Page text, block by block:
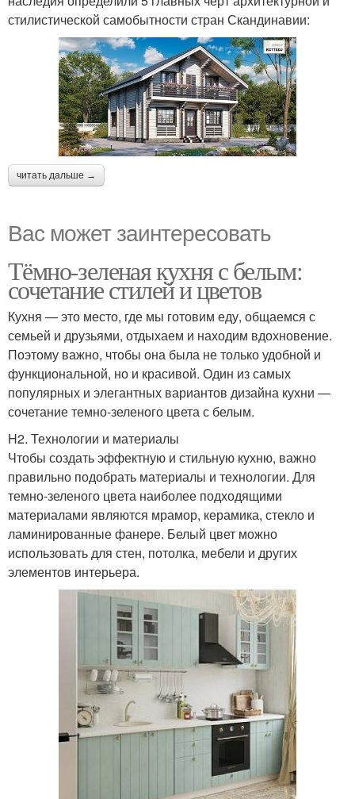
стилистической самобытности стран Скандинавии:
читать дальше →
Вас может заинтересовать
Тёмно-зеленая кухня с белым:
сочетание стилей и цветов
Кухня — это место, где мы готовим еду, общаемся с
семьей и друзьями, отдыхаем и находим вдохновение.
Поэтому важно, чтобы она была не только удобной и
функциональной, но и красивой. Один из самых
популярных и элегантных вариантов дизайна кухни —
сочетание темно-зеленого цвета с белым.
H2. Технологии и материалы
Чтобы создать эффектную и стильную кухню, важно
правильно подобрать материалы и технологии. Для
темно-зеленого цвета наиболее подходящими
материалами являются мрамор, керамика, стекло и
ламинированные фанере. Белый цвет можно
использовать для стен, потолка, мебели и других
элементов интерьера.